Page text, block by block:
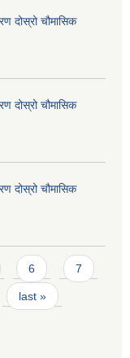
दोस्रो चौमासिक
दोस्रो चौमासिक
दोस्रो चौमासिक
6 7
last »